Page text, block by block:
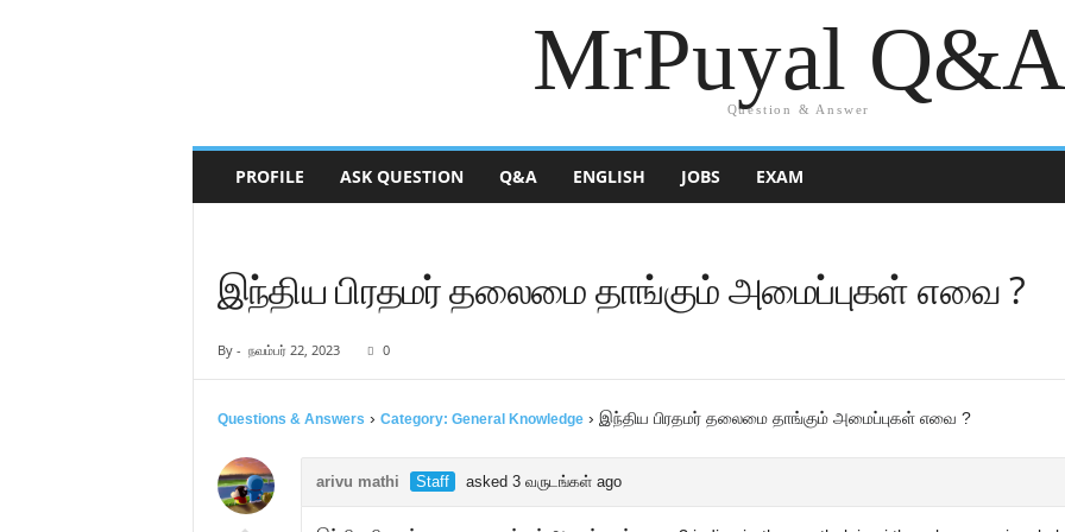
MrPuyal Q&A
Question & Answer
PROFILE ASK QUESTION Q&A ENGLISH JOBS EXAM
இந்திய பிரதமர் தலைமை தாங்கும் அமைப்புகள் எவை ?
By - நவம்பர் 22, 2023 0
Questions & Answers › Category: General Knowledge› இந்திய பிரதமர் தலைமை தாங்கும் அமைப்புகள் எவை ?
arivu mathi Staff asked 3 வருடங்கள் ago